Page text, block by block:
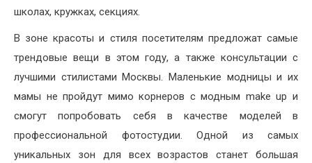
школах, кружках, секциях.
В зоне красоты и стиля посетителям предложат самые
трендовые вещи в этом году, а также консультации с
лучшими стилистами Москвы. Маленькие модницы и их
мамы не пройдут мимо корнеров с модным make up и
смогут попробовать себя в качестве моделей в
профессиональной фотостудии. Одной из самых
уникальных зон для всех возрастов станет большая